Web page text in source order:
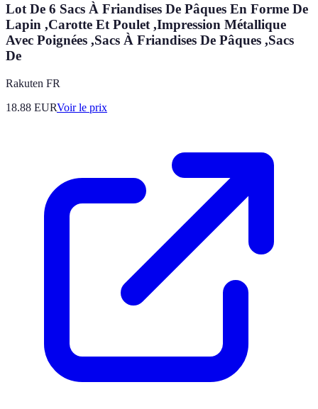
Lot De 6 Sacs À Friandises De Pâques En Forme De
Lapin ,Carotte Et Poulet ,Impression Métallique
Avec Poignées ,Sacs À Friandises De Pâques ,Sacs
De
Rakuten FR
18.88 EURVoir le prix